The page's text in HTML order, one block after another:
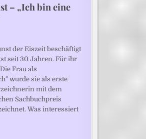
– „Ich bin eine
der Eiszeit beschäftigt
seit 30 Jahren. Für ihr
Frau als
wurde sie als erste
mit dem
Sachbuchpreis
Was interessiert